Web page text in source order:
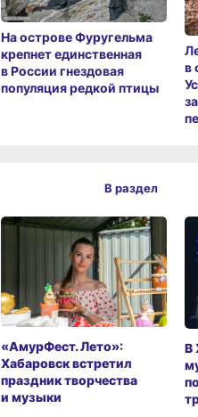
На острове Фуругельма
крепнет единственная
в России гнездовая
популяция редкой птицы
в
«АмурФест. Лето»:
Хабаровск встретил
праздник творчества
и музыки
В
В раздел